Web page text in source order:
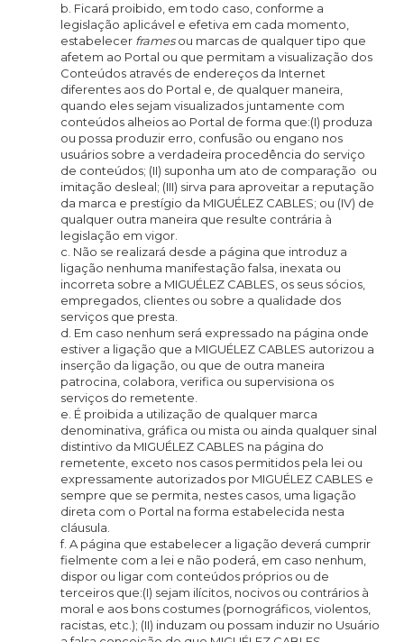
b. Ficará proibido, em todo caso, conforme a
legislação aplicável e efetiva em cada momento,
estabelecer framesou marcas de qualquer tipo que
afetem ao Portal ou que permitam a visualização dos
Conteúdos através de endereços da Internet
diferentes aos do Portal e, de qualquer maneira,
quando eles sejam visualizados juntamente com
conteúdos alheios ao Portal de forma que:(I) produza
ou possa produzir erro, confusão ou engano nos
usuários sobre a verdadeira procedência do serviço
de conteúdos; (II) suponha um ato de comparação ou
imitação desleal; (III) sirva para aproveitar a reputação
da marca e prestígio da MIGUÉLEZ CABLES; ou (IV) de
qualquer outra maneira que resulte contrária à
legislação em vigor.
c. Não se realizará desde a página que introduz a
ligação nenhuma manifestação falsa, inexata ou
incorreta sobre a MIGUÉLEZ CABLES, os seus sócios,
empregados, clientes ou sobre a qualidade dos
serviços que presta.
d. Em caso nenhum será expressado na página onde
estiver a ligação que a MIGUÉLEZ CABLES autorizou a
inserção da ligação, ou que de outra maneira
patrocina, colabora, verifica ou supervisiona os
serviços do remetente.
e. É proibida a utilização de qualquer marca
denominativa, gráfica ou mista ou ainda qualquer sinal
distintivo da MIGUÉLEZ CABLES na página do
remetente, exceto nos casos permitidos pela lei ou
expressamente autorizados por MIGUÉLEZ CABLES e
sempre que se permita, nestes casos, uma ligação
direta com o Portal na forma estabelecida nesta
cláusula.
f. A página que estabelecer a ligação deverá cumprir
fielmente com a lei e não poderá, em caso nenhum,
dispor ou ligar com conteúdos próprios ou de
terceiros que:(I) sejam ilícitos, nocivos ou contrários à
moral e aos bons costumes (pornográficos, violentos,
racistas, etc.); (II) induzam ou possam induzir no Usuário